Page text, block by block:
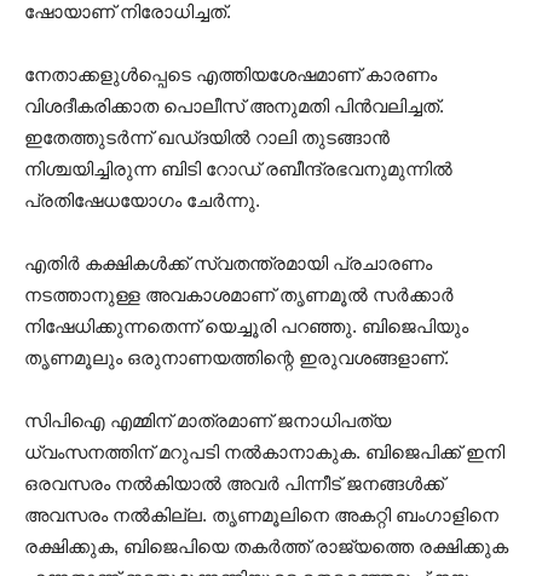
ഷോയാണ് നിരോധിച്ചത്.
നേതാക്കളുള്‍പ്പെടെ എത്തിയശേഷമാണ് കാരണം
വിശദീകരിക്കാത പൊലീസ് അനുമതി പിന്‍വലിച്ചത്.
ഇതേത്തുടര്‍ന്ന് ഖഡ്ദയില്‍ റാലി തുടങ്ങാന്‍
നിശ്ചയിച്ചിരുന്ന ബിടി റോഡ് രബീന്ദ്രഭവനുമുന്നില്‍
പ്രതിഷേധയോഗം ചേര്‍ന്നു.
എതിര്‍ കക്ഷികള്‍ക്ക് സ്വതന്ത്രമായി പ്രചാരണം
നടത്താനുള്ള അവകാശമാണ് തൃണമൂല്‍ സര്‍ക്കാര്‍
നിഷേധിക്കുന്നതെന്ന് യെച്ചൂരി പറഞ്ഞു. ബിജെപിയും
തൃണമൂലും ഒരുനാണയത്തിന്റെ ഇരുവശങ്ങളാണ്.
സിപിഐ എമ്മിന് മാത്രമാണ് ജനാധിപത്യ
ധ്വംസനത്തിന് മറുപടി നല്‍കാനാകുക. ബിജെപിക്ക് ഇനി
ഒരവസരം നല്‍കിയാല്‍ അവര്‍ പിന്നീട് ജനങ്ങള്‍ക്ക്
അവസരം നല്‍കില്ല. തൃണമൂലിനെ അകറ്റി ബംഗാളിനെ
രക്ഷിക്കുക, ബിജെപിയെ തകര്‍ത്ത് രാജ്യത്തെ രക്ഷിക്കുക